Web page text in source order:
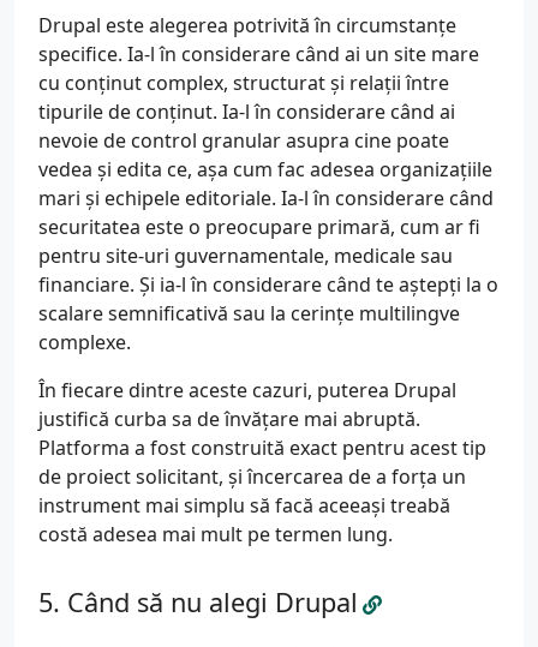
Drupal este alegerea potrivită în circumstanțe
specifice. Ia-l în considerare când ai un site mare
cu conținut complex, structurat și relații între
tipurile de conținut. Ia-l în considerare când ai
nevoie de control granular asupra cine poate
vedea și edita ce, așa cum fac adesea organizațiile
mari și echipele editoriale. Ia-l în considerare când
securitatea este o preocupare primară, cum ar fi
pentru site-uri guvernamentale, medicale sau
financiare. Și ia-l în considerare când te aștepți la o
scalare semnificativă sau la cerințe multilingve
complexe.
În fiecare dintre aceste cazuri, puterea Drupal
justifică curba sa de învățare mai abruptă.
Platforma a fost construită exact pentru acest tip
de proiect solicitant, și încercarea de a forța un
instrument mai simplu să facă aceeași treabă
costă adesea mai mult pe termen lung.
Când să nu alegi Drupal